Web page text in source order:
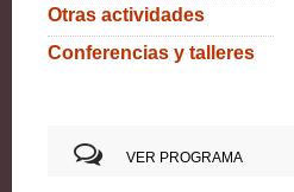
Otras actividades
Conferencias y talleres
VER PROGRAMA